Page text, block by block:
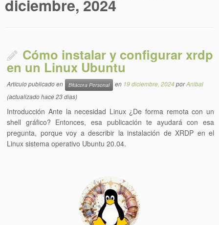
diciembre, 2024
Cómo instalar y configurar xrdp
en un Linux Ubuntu
Artículo publicado en Bitácora Personal en 19 diciembre, 2024 porAnibal
(actualizado hace 23 dias)
Introducción Ante la necesidad Linux ¿De forma remota con un
shell gráfico? Entonces, esa publicación te ayudará con esa
pregunta, porque voy a describir la instalación de XRDP en el
Linux sistema operativo Ubuntu 20.04.